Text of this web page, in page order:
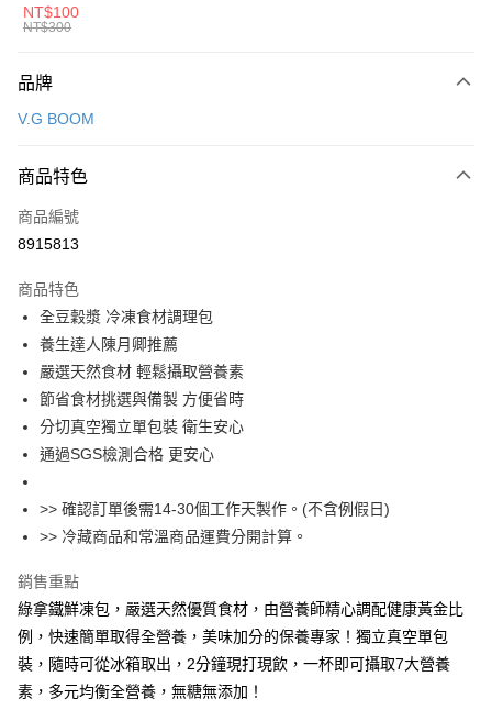
元大商業銀行
台灣樂天信用卡公司
匯豐（台灣）商業銀行
聯邦商業銀行
玉山商業銀行
台灣樂天信用卡公司
悠遊付
相關說明
1.本服務由台灣大哥大提供，台灣大哥大用戶可立即使用無須另外申請。
2.付款方式選擇「大哥付你分期」，訂單成立後會自動跳轉到大哥付的交易
3.實際核准額度、可分期數及費用金額請依後續交易確認頁面所載為準。
4.訂單成立30分鐘內，如未前往確認交易或遇審核未通過，訂單將自動取
消。如遇「轉專審核」未通過狀況，表示未達大哥付你分期系統評分，恕無
法說明評估內容。
【繳款方式說明】
1.分期款項不併入電信帳單，「大哥付你分期」於每月結算日後寄送繳費提
2.透過簡訊連結打開帳單後，可選擇「超商條碼／台灣大直營門市／銀行轉
帳／街口支付／iPASS MONEY」等通路繳費。
1.本服務係由「台灣大哥大股份有限公司」（以下簡稱本公司）所提供，讓
用戶於交易時，得透過本服務購買商品或服務，並由商店將買賣／分期付款
2.基於同意付款使用「大哥付你分期」之契約關係目的，商店將以您的個人
資料（包含姓名、電話或地址）提供予台灣大哥大進項蒐集、處理及利用，
由本公司與您本人進行分期帳單所需資料之確認、核對及更正。
3.完整用戶服務條款，請詳閱以下連結：https://oppay.tw/userRule
Hami Point
相關說明
會員帳號後，即可在購物車使用 Hami Point 折抵消費金額 (1點等於1元)。
ATM付款
運送方式
冷凍宅配
每筆NT$200，滿NT$3,000(含以上)免運費
NT$100
NT$300
品牌
V.G BOOM
商品特色
商品編號
8915813
商品特色
全豆穀漿 冷凍食材調理包
養生達人陳月卿推薦
嚴選天然食材 輕鬆攝取營養素
節省食材挑選與備製 方便省時
分切真空獨立單包裝 衛生安心
通過SGS檢測合格 更安心
>> 確認訂單後需14-30個工作天製作。(不含例假日)
>> 冷藏商品和常溫商品運費分開計算。
銷售重點
綠拿鐵鮮凍包，嚴選天然優質食材，由營養師精心調配健康黃金比
例，快速簡單取得全營養，美味加分的保養專家！獨立真空單包
裝，隨時可從冰箱取出，2分鐘現打現飲，一杯即可攝取7大營養
素，多元均衡全營養，無糖無添加！